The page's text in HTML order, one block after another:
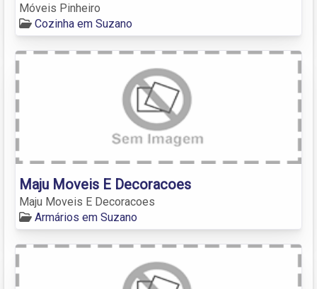
Móveis Pinheiro
Cozinha em Suzano
Maju Moveis E Decoracoes
Maju Moveis E Decoracoes
Armários em Suzano